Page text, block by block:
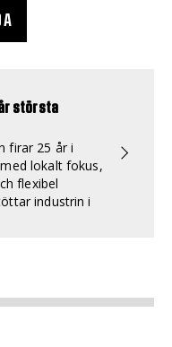
största
firar 25 år i
lokalt fokus,
flexibel
industrin i